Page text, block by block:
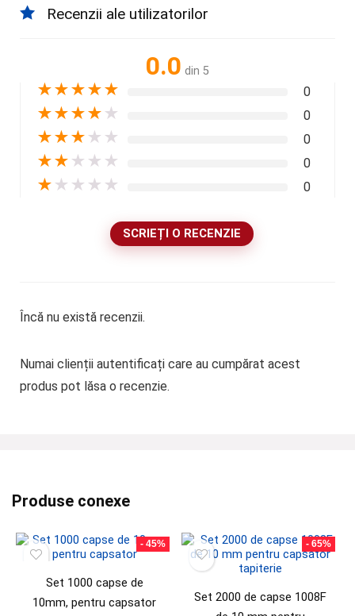
Recenzii ale utilizatorilor
0.0 din 5
★★★★★ 0
★★★★ ★ 0
★★★ ★ ★ 0
★★ ★ ★ ★ 0
★ ★ ★ ★ ★ 0
SCRIEȚI O RECENZIE
Încă nu există recenzii.
Numai clienții autentificați care au cumpărat acest
produs pot lăsa o recenzie.
Produse conexe
- 45%
Set 1000 capse de
10mm, pentru capsator
- 65%
Set 2000 de capse 1008F